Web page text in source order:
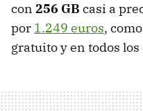
con 256 GB casi a
por 1.249 euros,
gratuito y en todos